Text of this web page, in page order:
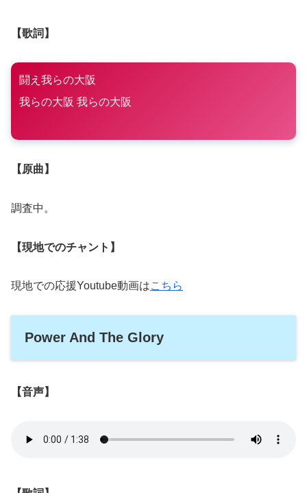
【歌詞】
闘え我らの大阪
我らの大阪 我らの大阪
【原曲】
調査中。
【現地でのチャント】
現地での応援Youtube動画はこちら
Power And The Glory
【音声】